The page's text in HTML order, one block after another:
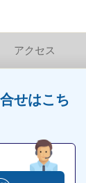
ます
完備してい
アクセス
せはこち